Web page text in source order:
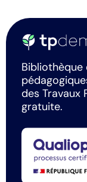
Bibliothèque
des Travaux
gratuite.